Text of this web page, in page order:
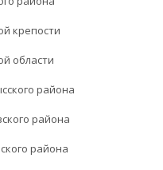
крепости
области
района
района
района